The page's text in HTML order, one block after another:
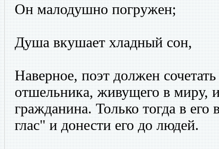
Он малодушно погружен;
Душа вкушает хладный сон,
Наверное, поэт должен сочетать
отшельника, живущего в миру,
гражданина. Только тогда в его
глас" и донести его до людей.